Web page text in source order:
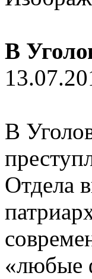
В
В
Отдела
«любые